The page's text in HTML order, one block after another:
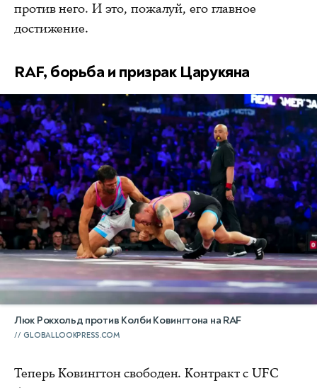
против него. И это, пожалуй, его главное
достижение.
RAF, борьба и призрак Царукяна
Люк Рокхольд против Колби Ковингтона на RAF
GLOBALLOOKPRESS.COM
Теперь Ковингтон свободен. Контракт с UFC